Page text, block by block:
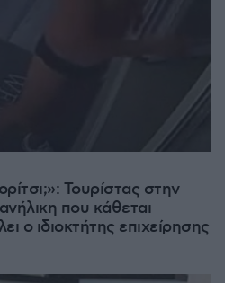
Τουρίστας στην
που κάθεται
ο ιδιοκτήτης επιχείρησης